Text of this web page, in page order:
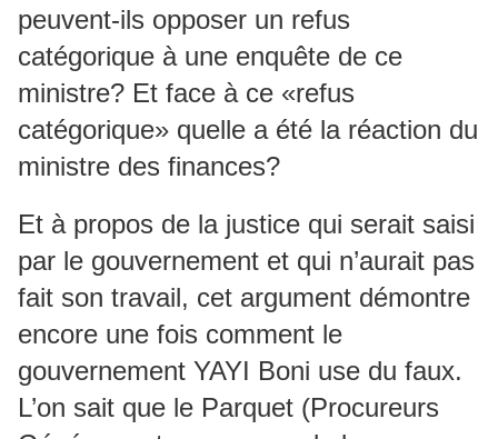
peuvent-ils opposer un refus
catégorique à une enquête de ce
ministre? Et face à ce «refus
catégorique» quelle a été la réaction du
ministre des finances?
Et à propos de la justice qui serait saisi
par le gouvernement et qui n’aurait pas
fait son travail, cet argument démontre
encore une fois comment le
gouvernement YAYI Boni use du faux.
L’on sait que le Parquet (Procureurs